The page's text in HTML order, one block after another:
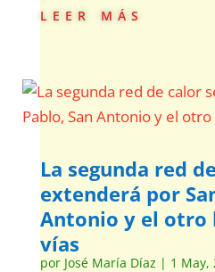
leer más
La segunda red
extenderá por
Antonio y el otro
vías
por José María Díaz | 1 May,